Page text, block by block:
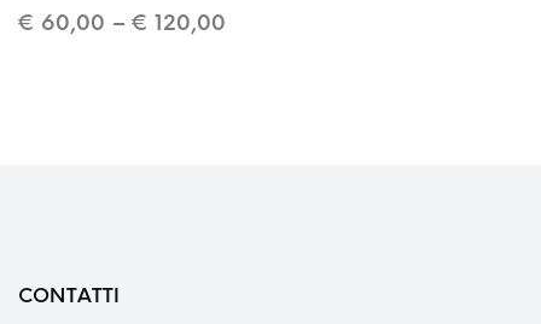
€ 60,00 –€ 120,00
CONTATTI